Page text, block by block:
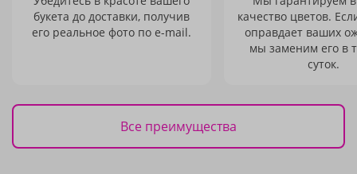
букета до доставки, получив
его реальное фото по e-mail.
качество цветов.
оправдает ваших
мы заменим его в
суток.
Все преимущества